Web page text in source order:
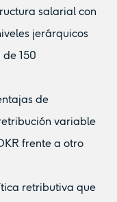
salarial con
jerárquicos
150
de
variable
frente a otro
retributiva que